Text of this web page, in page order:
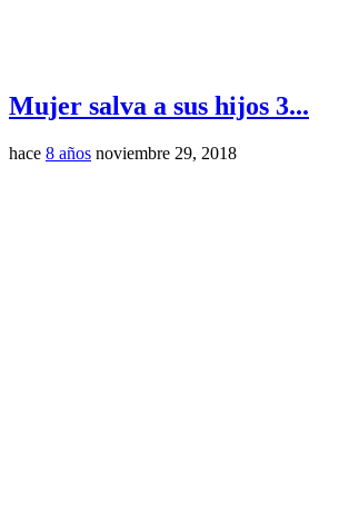
Mujer salva a sus hijos 3...
hace 8 años noviembre 29, 2018